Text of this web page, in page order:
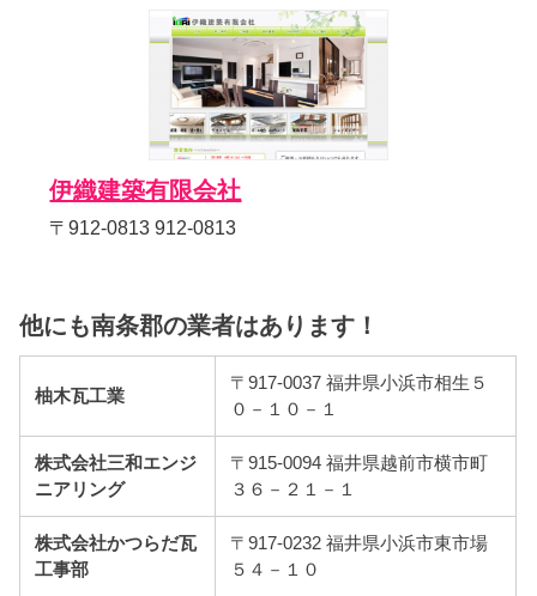
伊織建築有限会社
〒912-0813 912-0813
他にも南条郡の業者はあります！
柚木瓦工業
〒917-0037 福井県小浜市相生５
０－１０－１
株式会社三和エンジ
ニアリング
〒915-0094 福井県越前市横市町
３６－２１－１
株式会社かつらだ瓦
工事部
〒917-0232 福井県小浜市東市場
５４－１０